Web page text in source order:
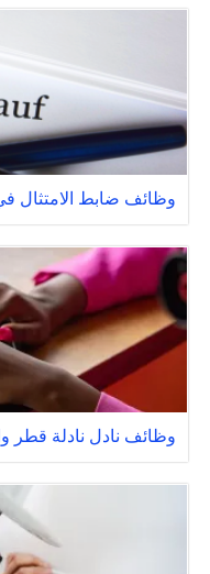
وظائف ضابط الامتثال
وظائف نادل نادلة قطر